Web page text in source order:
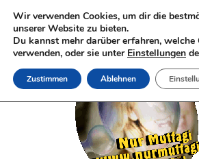
Wir verwenden Cookies, um dir die
unserer Website zu bieten.
Du kannst mehr darüber erfahren,
verwenden, oder sie unter Einstellungen
Zustimmen Ablehnen